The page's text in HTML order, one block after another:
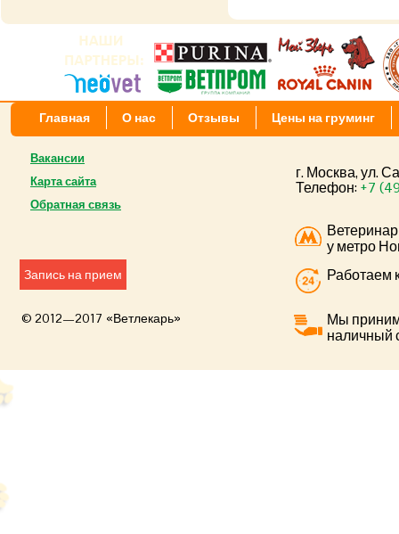
Главная О нас Отзывы Цены на груминг
Вакансии
Карта сайта
Обратная связь
Запись на прием
© 2012—2017 «Ветлекарь»
г. Москва, ул.
Телефон:+7
у метро
Работаем
Мы
наличный